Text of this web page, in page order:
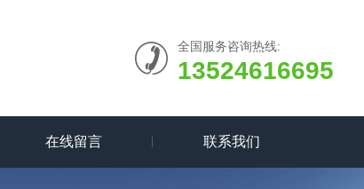
全国服务咨询热线:
13524616695
在线留言 联系我们